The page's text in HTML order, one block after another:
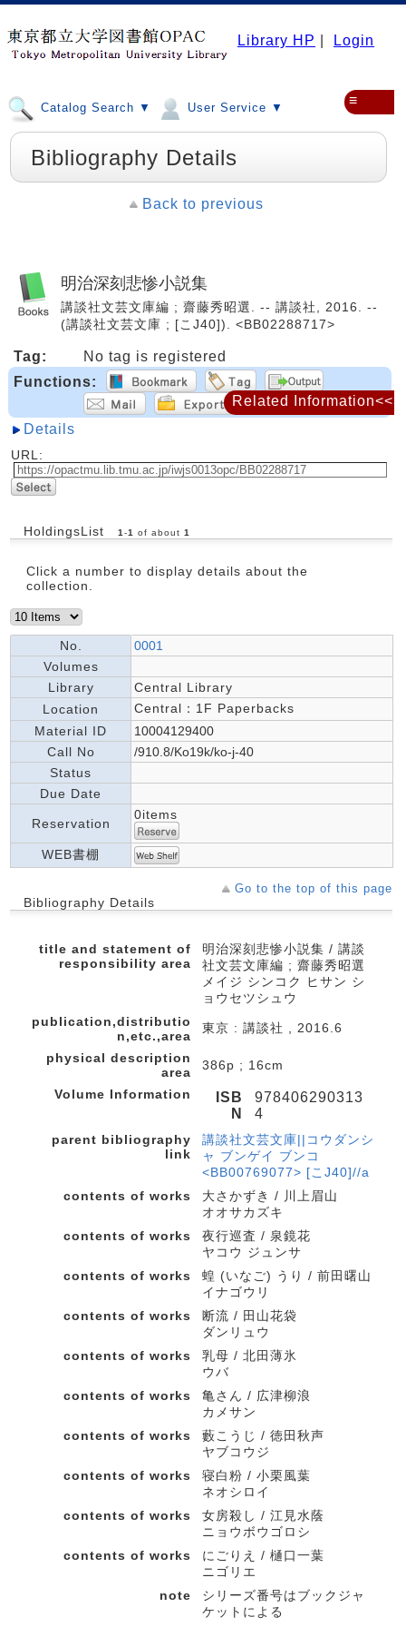
Library HP Login
Catalog Search ▼ User Service ▼ ≡
Bibliography Details
Back to previous
明治深刻悲惨小説集
講談社文芸文庫編 ; 齋藤秀昭選. -- 講談社, 2016. --
(講談社文芸文庫 ; [こJ40]). <BB02288717>
Tag:
No tag is registered
Functions:
Details
URL:
HoldingsList 1 -1 of about 1
Click a number to display details about the
collection.
No.
0001
Volumes
Library
Central Library
Location
Central：1F Paperbacks
Material ID
10004129400
Call No
/910.8/Ko19k/ko-j-40
Status
Due Date
Reservation
0items
WEB書棚
Go to the top of this page
Bibliography Details
title and statement of
responsibility area
明治深刻悲惨小説集 / 講談
社文芸文庫編 ; 齋藤秀昭選
メイジ シンコク ヒサン シ
ョウセツシュウ
publication,distributio
n,etc.,area
東京 : 講談社 , 2016.6
physical description
area
386p ; 16cm
Volume Information
ISB
N
978406290313
4
parent bibliography
link
講談社文芸文庫||コウダンシ
ャ ブンゲイ ブンコ
<BB00769077> [こJ40]//a
contents of works
大さかずき / 川上眉山
オオサカズキ
contents of works
夜行巡査 / 泉鏡花
ヤコウ ジュンサ
contents of works
蝗 (いなご) うり / 前田曙山
イナゴウリ
contents of works
断流 / 田山花袋
ダンリュウ
contents of works
乳母 / 北田薄氷
ウバ
contents of works
亀さん / 広津柳浪
カメサン
contents of works
藪こうじ / 徳田秋声
ヤブコウジ
contents of works
寝白粉 / 小栗風葉
ネオシロイ
contents of works
女房殺し / 江見水蔭
ニョウボウゴロシ
contents of works
にごりえ / 樋口一葉
ニゴリエ
note
シリーズ番号はブックジャ
ケットによる
Related Information<<